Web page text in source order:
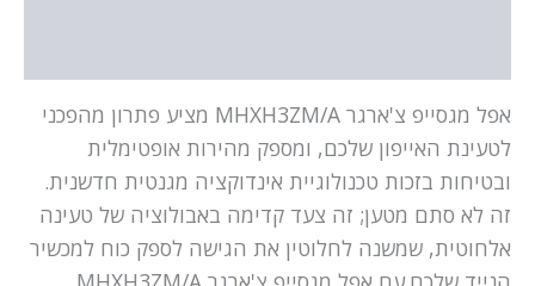
אפל מגסייפ צ'ארגר MHXH3ZM/A מציע פתרון מהפכני
לטעינת האייפון שלכם, ומספק מהירות אופטימלית
ובטיחות בזכות טכנולוגיית אינדוקציה מגנטית חדשנית.
זה לא סתם מטען; זה צעד קדימה באבולוציה של טעינה
אלחוטית, שמשנה לחלוטין את הגישה לספק כוח למכשיר